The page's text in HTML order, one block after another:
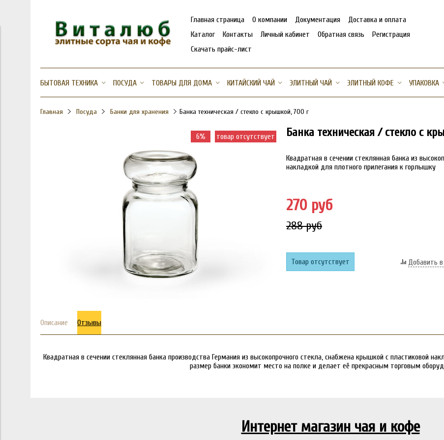
Главная страница О компании Документация
Доставка и оплата
Каталог
Контакты Личный кабинет Обратная связь
Регистрация
Скачать прайс-лист
БЫТОВАЯ ТЕХНИКА ПОСУДА ТОВАРЫ ДЛЯ ДОМА КИТАЙСКИЙ ЧАЙ ЭЛИТНЫЙ ЧАЙ ЭЛИТНЫЙ КОФЕ УПАКОВКА
Главная Посуда Банки для хранения Банка техническая / стекло с крышкой, 700 г
6% товар отсутствует Банка техническая / стекло с
Квадратная в сечении стеклянная банка из
накладкой для плотного прилегания к горлышку
270 руб
288 руб
Товар отсутствует Добавить в
Описание Отзывы
Квадратная в сечении стеклянная банка производства Германия из высокопрочного стекла, снабжена крышкой с пластиковой
размер банки экономит место на полке и делает её прекрасным торговым
Интернет магазин чая и кофе